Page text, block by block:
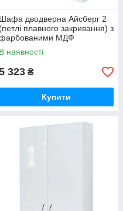
Шафа дводверна Айсберг 2
(петлі плавного закривання) з
МДФ
фасадами ширина 700
МАКСІ-МЕбель
В наявності
323 ₴
Купити